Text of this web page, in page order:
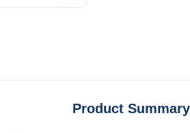
Product Summary